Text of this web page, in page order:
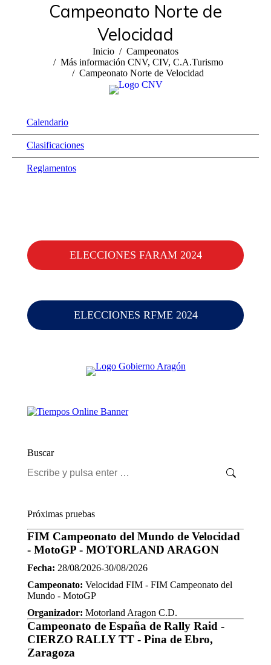
Campeonato Norte de
Velocidad
Inicio
Campeonatos
Más información CNV, CIV, C.A.Turismo
Campeonato Norte de Velocidad
Calendario
Clasificaciones
Reglamentos
ELECCIONES FARAM 2024
ELECCIONES RFME 2024
Buscar
Buscar:
Próximas pruebas
FIM Campeonato del Mundo de Velocidad
- MotoGP - MOTORLAND ARAGON
Fecha: 28/08/2026-30/08/2026
Campeonato: Velocidad FIM - FIM Campeonato del
Mundo - MotoGP
Organizador: Motorland Aragon C.D.
Campeonato de España de Rally Raid -
CIERZO RALLY TT - Pina de Ebro,
Zaragoza